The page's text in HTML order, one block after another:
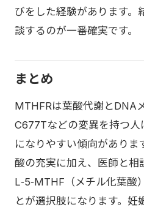
びをした経験があります。
談するのが一番確実です。
まとめ
MTHFRは葉酸代謝とDNA
C677Tなどの変異を持つ
になりやすい傾向がありま
酸の充実に加え、医師と相
L‑5‑MTHF（メチル化葉酸
とが選択肢になります。妊